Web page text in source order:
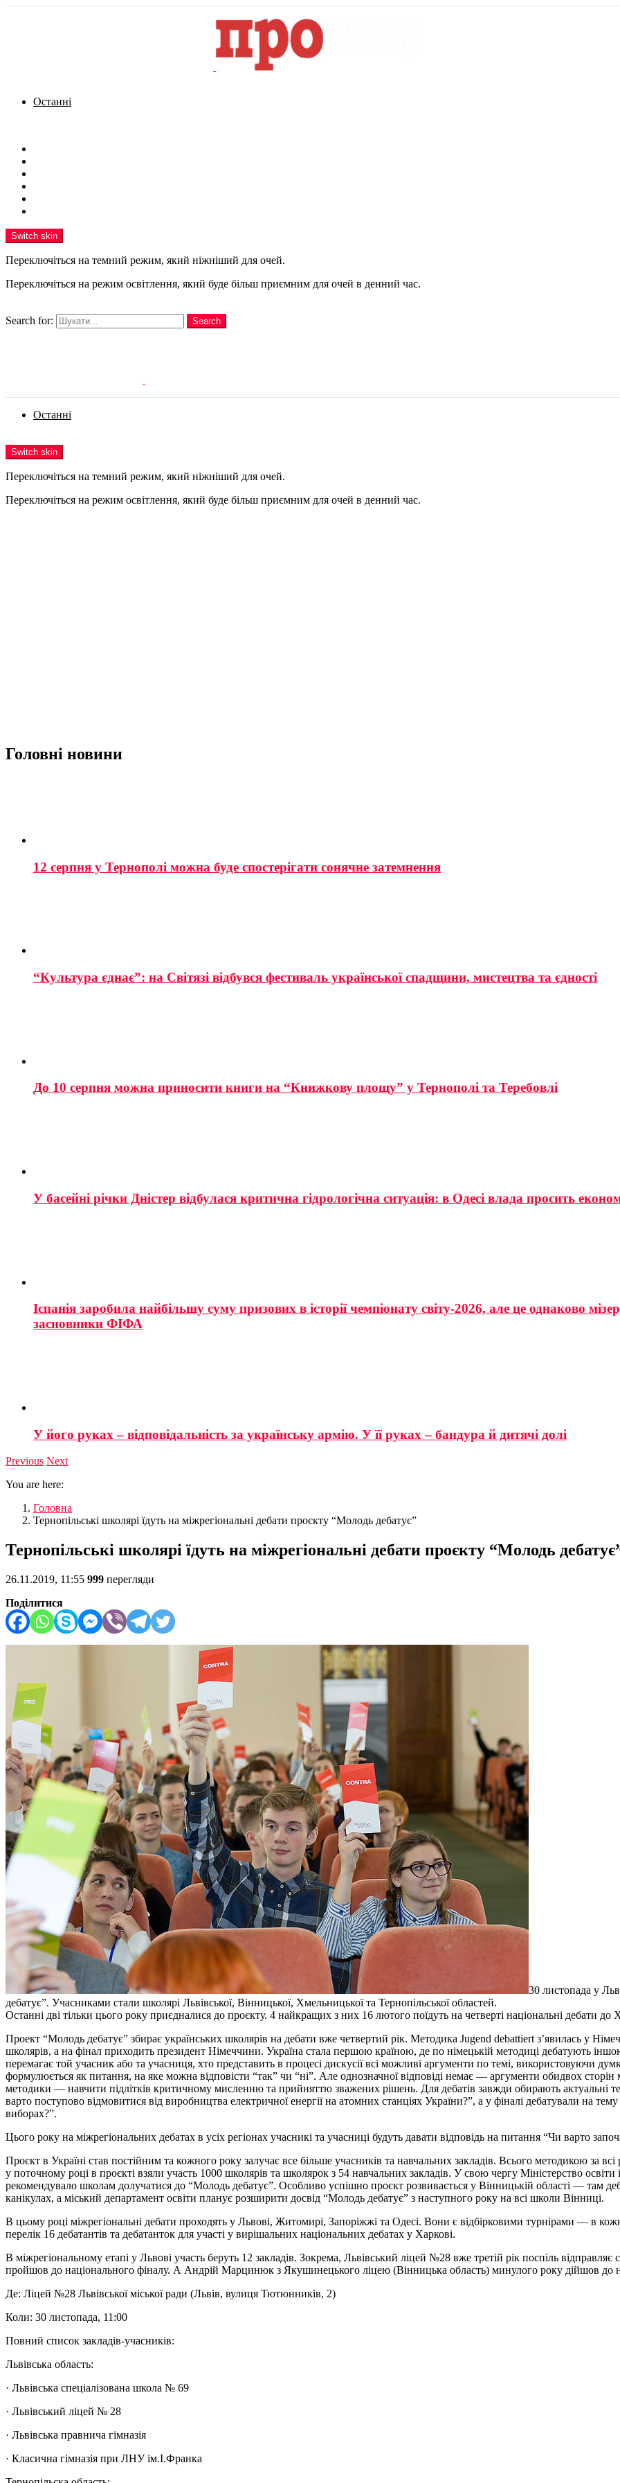
Останні
Switch skin
Переключіться на темний режим, який ніжніший для очей.
Переключіться на режим освітлення, який буде більш приємним для очей в денний час.
Search for:
Search
Останні
Switch skin
Переключіться на темний режим, який ніжніший для очей.
Переключіться на режим освітлення, який буде більш приємним для очей в денний час.
Головні новини
12 серпня у Тернополі можна буде спостерігати сонячне затемнення
“Культура єднає”: на Світязі відбувся фестиваль української спадщини, мистецтва та єдності
До 10 серпня можна приносити книги на “Книжкову площу” у Тернополі та Теребовлі
У басейні річки Дністер відбулася критична гідрологічна ситуація: в Одесі влада просить
Іспанія заробила найбільшу суму призових в історії чемпіонату світу-2026, але це однаково
засновники ФІФА
У його руках – відповідальність за українську армію. У її руках – бандура й дитячі долі
Previous Next
You are here:
Головна
Тернопільські школярі їдуть на міжрегіональні дебати проєкту “Молодь дебатує”
Тернопільські школярі їдуть на міжрегіональні дебати проєкту “Молодь
26.11.2019, 11:55 999 перегляди
Поділитися
30 листопада у
дебатує”. Учасниками стали школярі Львівської, Вінницької, Хмельницької та Тернопільської областей.
Останні дві тільки цього року приєдналися до проєкту. 4 найкращих з них 16 лютого поїдуть на четверті національні дебати до
Проект “Молодь дебатує” збирає українських школярів на дебати вже четвертий рік. Методика Jugend debattiert з’явилась у
школярів, а на фінал приходить президент Німеччини. Україна стала першою країною, де по німецькій методиці дебатують
перемагає той учасник або та учасниця, хто представить в процесі дискусії всі можливі аргументи по темі, використовуючи
формулюється як питання, на яке можна відповісти “так” чи “ні”. Але однозначної відповіді немає — аргументи обидвох
методики — навчити підлітків критичному мисленню та прийняттю зважених рішень. Для дебатів завжди обирають актуальні
варто поступово відмовитися від виробництва електричної енергії на атомних станціях України?”, а у фіналі дебатували на
виборах?”.
Цього року на міжрегіональних дебатах в усіх регіонах учасникі та учасниці будуть давати відповідь на питання “Чи варто
Проєкт в Україні став постійним та кожного року залучає все більше учасників та навчальних закладів. Всього методикою за
у поточному році в проєкті взяли участь 1000 школярів та школярок з 54 навчальних закладів. У свою чергу Міністерство
рекомендувало школам долучатися до “Молодь дебатує”. Особливо успішно проєкт розвивається у Вінницькій області — там
канікулах, а міський департамент освіти планує розширити досвід “Молодь дебатує” з наступного року на всі школи Вінниці.
В цьому році міжрегіональні дебати проходять у Львові, Житомирі, Запоріжжі та Одесі. Вони є відбірковими турнірами — в
перелік 16 дебатантів та дебатанток для участі у вирішальних національних дебатах у Харкові.
В міжрегіональному етапі у Львові участь беруть 12 закладів. Зокрема, Львівський ліцей №28 вже третій рік поспіль відправляє
пройшов до національного фіналу. А Андрій Марцинюк з Якушинецького ліцею (Вінницька область) минулого року дійшов до
Де: Ліцей №28 Львівської міської ради (Львів, вулиця Тютюнників, 2)
Коли: 30 листопада, 11:00
Повний список закладів-учасників:
Львівська область:
· Львівська спеціалізована школа № 69
· Львівський ліцей № 28
· Львівська правнича гімназія
· Класична гімназія при ЛНУ ім.І.Франка